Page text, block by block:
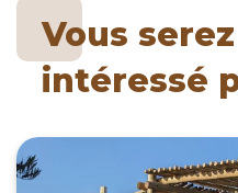
Vous
intéressé